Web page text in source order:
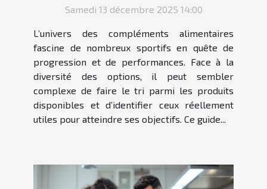
sportive ?
Samedi 13 décembre 2025 14:00
L’univers des compléments alimentaires
fascine de nombreux sportifs en quête de
progression et de performances. Face à la
diversité des options, il peut sembler
complexe de faire le tri parmi les produits
disponibles et d’identifier ceux réellement
utiles pour atteindre ses objectifs. Ce guide...